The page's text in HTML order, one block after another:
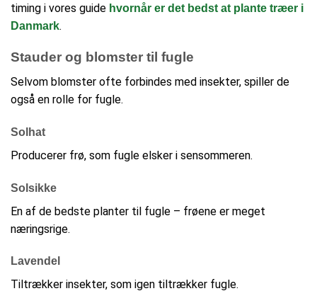
timing i vores guide hvornår er det bedst at plante træer i
Danmark.
Stauder og blomster til fugle
Selvom blomster ofte forbindes med insekter, spiller de
også en rolle for fugle.
Solhat
Producerer frø, som fugle elsker i sensommeren.
Solsikke
En af de bedste planter til fugle – frøene er meget
næringsrige.
Lavendel
Tiltrækker insekter, som igen tiltrækker fugle.